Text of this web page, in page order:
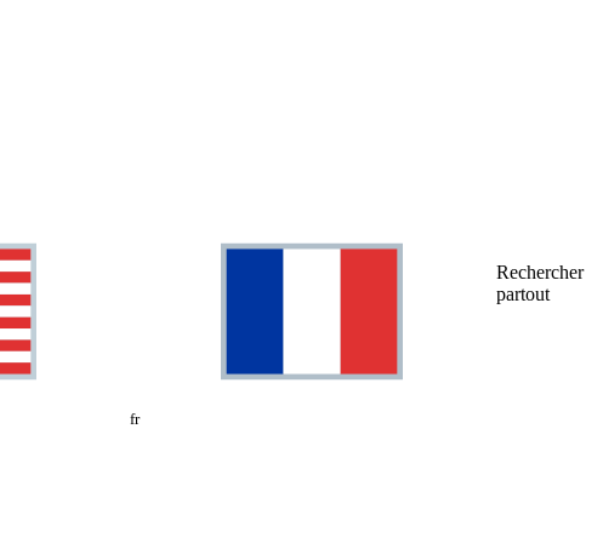
fr
Rechercher
partout